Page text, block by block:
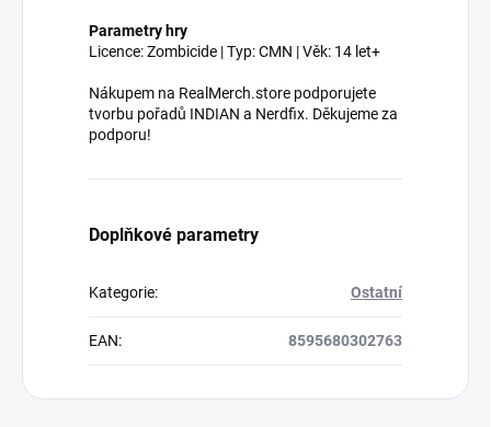
Parametry hry
Licence: Zombicide | Typ: CMN | Věk: 14 let+
Nákupem na RealMerch.store podporujete
tvorbu pořadů INDIAN a Nerdfix. Děkujeme za
podporu!
Doplňkové parametry
Kategorie: Ostatní
EAN: 8595680302763